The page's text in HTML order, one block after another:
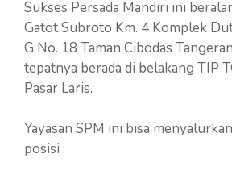
Sukses Persada Mandiri ini
Gatot Subroto Km. 4 Komplek
G No. 18 Taman Cibodas
tepatnya berada di belakang TIP
Pasar Laris.
Yayasan SPM ini bisa
posisi :